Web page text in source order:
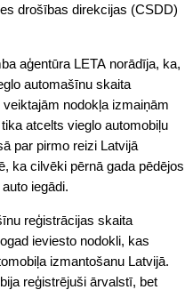
drošības direkcijas (CSDD)
aģentūra LETA norādīja, ka,
automašīnu skaita
nodokļa izmaiņām
atcelts vieglo automobiļu
par pirmo reizi Latvijā
ka cilvēki pērnā gada pēdējos
iegādi.
reģistrācijas skaita
ieviesto nodokli, kas
izmantošanu Latvijā.
reģistrējuši ārvalstī, bet